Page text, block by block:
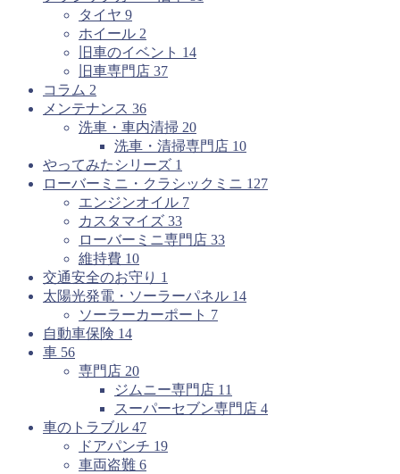
タイヤ 9
ホイール 2
旧車のイベント 14
旧車専門店 37
コラム 2
メンテナンス 36
洗車・車内清掃 20
洗車・清掃専門店 10
やってみたシリーズ 1
ローバーミニ・クラシックミニ 127
エンジンオイル 7
カスタマイズ 33
ローバーミニ専門店 33
維持費 10
交通安全のお守り 1
太陽光発電・ソーラーパネル 14
ソーラーカーポート 7
自動車保険 14
車 56
専門店 20
ジムニー専門店 11
スーパーセブン専門店 4
車のトラブル 47
ドアパンチ 19
車両盗難 6